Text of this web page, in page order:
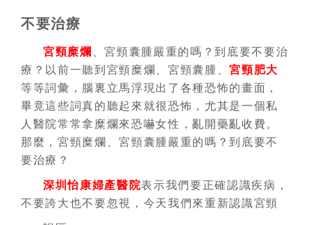
不要治療
宮頸糜爛
、宮頸囊腫嚴重的嗎？到底要不要治
療？以前一聽到宮頸糜爛、宮頸囊腫、宮頸肥大
等等詞彙，腦裏立馬浮現出了各種恐怖的畫面，
畢竟這些詞真的聽起來就很恐怖，尤其是一個私
人醫院常常拿糜爛來恐嚇女性，亂開藥亂收費。
那麼，宮頸糜爛、宮頸囊腫嚴重的嗎？到底要不
要治療？
深圳怡康婦產醫院表示我們要正確認識疾病，
不要誇大也不要忽視，今天我們來重新認識宮頸